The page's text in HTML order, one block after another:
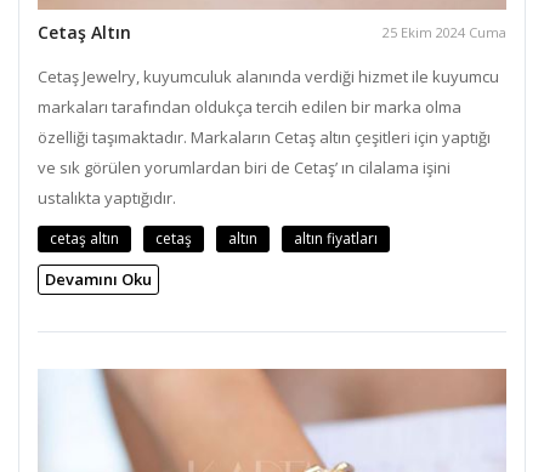
Cetaş Altın 25 Ekim 2024 Cuma
Cetaş Jewelry, kuyumculuk alanında verdiği hizmet ile kuyumcu
markaları tarafından oldukça tercih edilen bir marka olma
özelliği taşımaktadır. Markaların Cetaş altın çeşitleri için yaptığı
ve sık görülen yorumlardan biri de Cetaş’ ın cilalama işini
ustalıkta yaptığıdır.
cetaş altın cetaş altın altın fiyatları
Devamını Oku